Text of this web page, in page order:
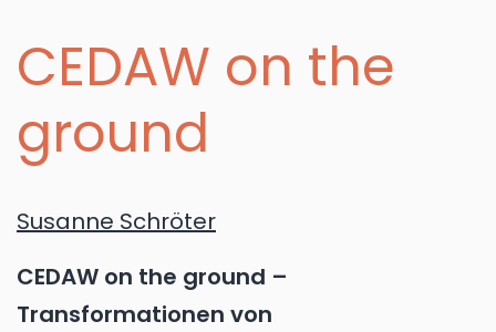
CEDAW on the
ground
Susanne Schröter
CEDAW on the ground –
Transformationen von